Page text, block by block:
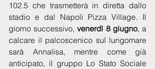
102.5 che trasmetterà in diretta dallo
stadio e dal Napoli Pizza Village. Il
giorno successivo, venerdì 8 giugno, a
calcare il palcoscenico sul lungomare
sarà Annalisa, mentre come già
anticipato, il gruppo Lo Stato Sociale